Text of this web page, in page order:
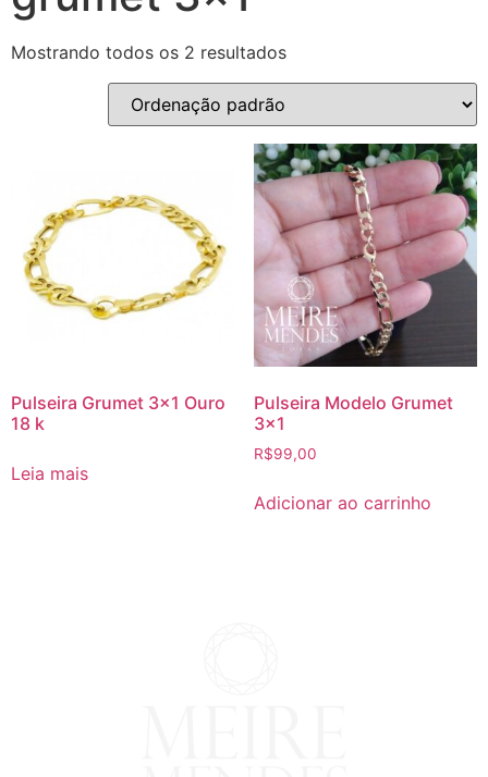
Mostrando todos os 2 resultados
Pulseira Grumet 3×1 Ouro
18 k
Leia mais
Pulseira Modelo Grumet
3×1
R$99,00
Adicionar ao carrinho